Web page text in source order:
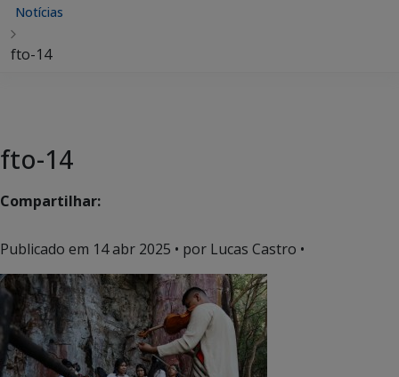
Notícias
fto-14
fto-14
Compartilhar:
Publicado em 14 abr 2025 • por Lucas Castro •